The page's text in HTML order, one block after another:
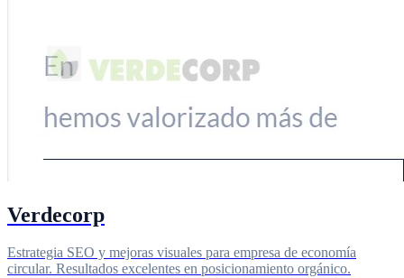
Verdecorp
Estrategia SEO y mejoras visuales para empresa de economía
circular. Resultados excelentes en posicionamiento orgánico.